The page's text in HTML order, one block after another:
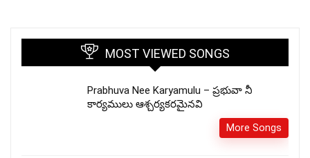
MOST VIEWED SONGS
Prabhuva Nee Karyamulu – ప్రభువా నీ
కార్యములు ఆశ్చర్యకరమైనవి
More Songs